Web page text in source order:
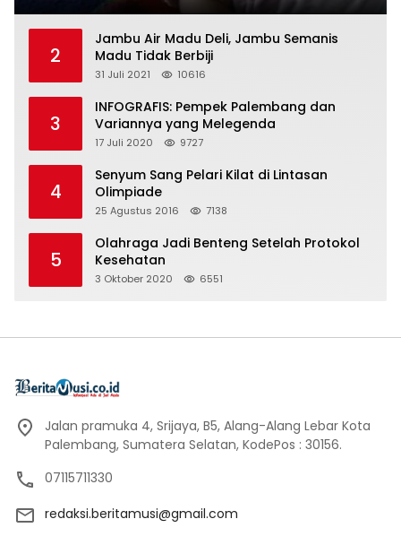
2
Jambu Air Madu Deli, Jambu Semanis
Madu Tidak Berbiji
31 Juli 2021 10616
3
INFOGRAFIS: Pempek Palembang dan
Variannya yang Melegenda
17 Juli 2020 9727
4
Senyum Sang Pelari Kilat di Lintasan
Olimpiade
25 Agustus 2016 7138
5
Olahraga Jadi Benteng Setelah Protokol
Kesehatan
3 Oktober 2020 6551
Jalan pramuka 4, Srijaya, B5, Alang-Alang Lebar Kota
Palembang, Sumatera Selatan, KodePos : 30156.
07115711330
redaksi.beritamusi@gmail.com